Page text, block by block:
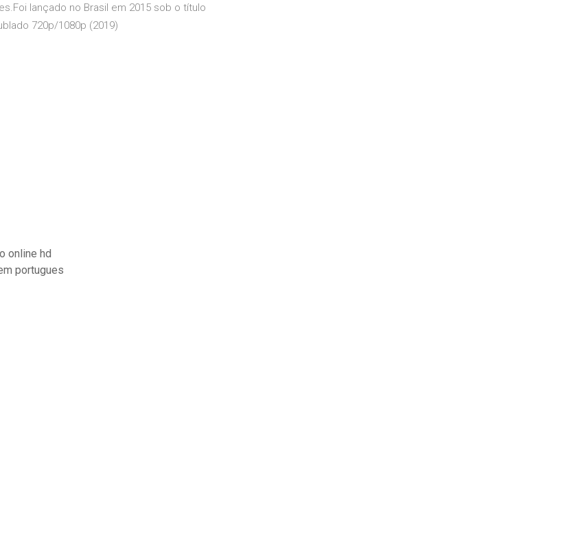
lançado no Brasil em 2015 sob o título
720p/1080p (2019)
online hd
portugues